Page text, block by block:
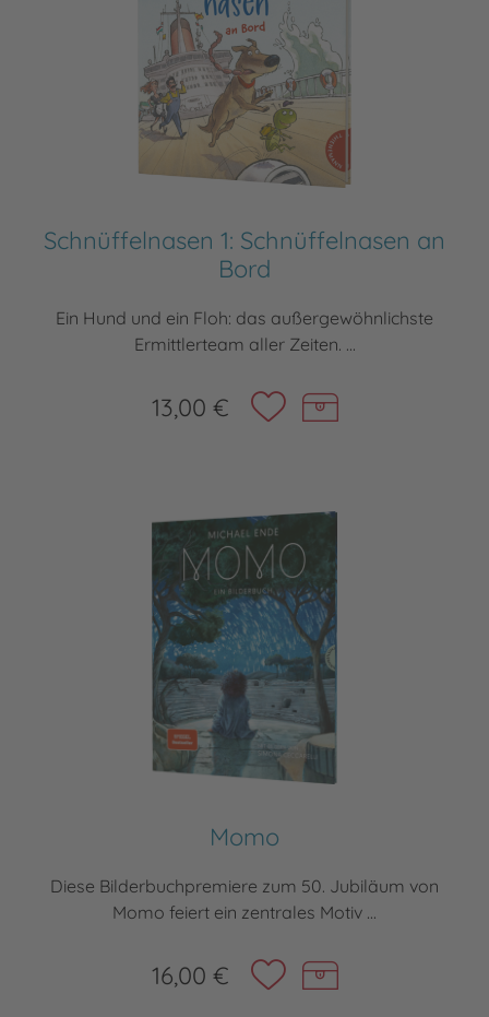
Schnüffelnasen 1: Schnüffelnasen an
Bord
Ein Hund und ein Floh: das außergewöhnlichste
Ermittlerteam aller Zeiten. ...
13,00 €
Momo
Diese Bilderbuchpremiere zum 50. Jubiläum von
Momo feiert ein zentrales Motiv ...
16,00 €